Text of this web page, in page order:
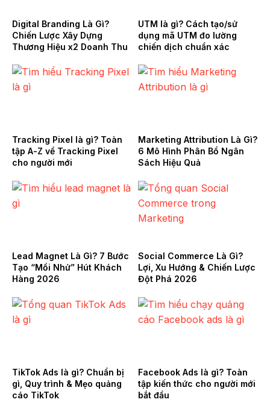
Digital Branding Là Gì?
Chiến Lược Xây Dựng
Thương Hiệu x2 Doanh Thu
UTM là gì? Cách tạo/sử
dụng mã UTM đo lường
chiến dịch chuẩn xác
Tracking Pixel là gì? Toàn
tập A-Z về Tracking Pixel
cho người mới
Marketing Attribution Là Gì?
6 Mô Hình Phân Bổ Ngân
Sách Hiệu Quả
Lead Magnet Là Gì? 7 Bước
Tạo “Mồi Nhử” Hút Khách
Hàng 2026
Social Commerce Là Gì?
Lợi, Xu Hướng & Chiến Lược
Đột Phá 2026
TikTok Ads là gì? Chuẩn bị
gì, Quy trình & Mẹo quảng
cáo TikTok
Facebook Ads là gì? Toàn
tập kiến thức cho người mới
bắt đầu